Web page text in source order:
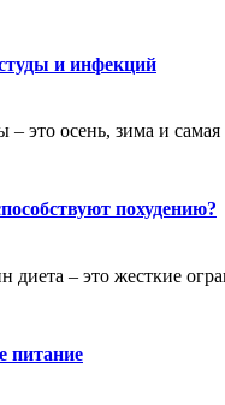
и инфекций
– это осень, зима и
похудению?
– это жесткие
питание